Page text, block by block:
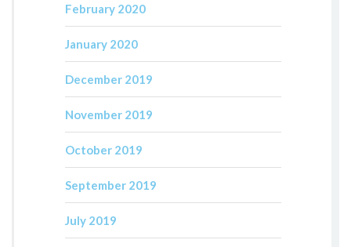
February 2020
January 2020
December 2019
November 2019
October 2019
September 2019
July 2019